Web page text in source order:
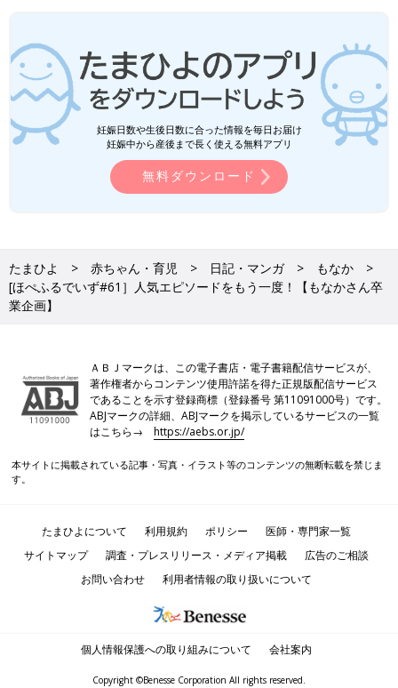
妊娠日数や生後日数に合った情報を毎日お届け
妊娠中から産後まで長く使える無料アプリ
無料ダウンロード
たまひよ 赤ちゃん・育児 日記・マンガ
もなか
[ほぺふるでいず#61］人気エピソードをもう一度！【もなかさん卒
業企画】
ＡＢＪマークは、この電子書店・電子書籍配信サービスが、
著作権者からコンテンツ使用許諾を得た正規版配信サービス
であることを示す登録商標（登録番号 第11091000号）です。
ABJマークの詳細、ABJマークを掲示しているサービスの一覧
はこちら→https://aebs.or.jp/
本サイトに掲載されている記事・写真・イラスト等のコンテンツの無断転載を禁じま
す。
たまひよについて 利用規約 ポリシー
医師・専門家一覧
サイトマップ
調査・プレスリリース・メディア掲載
広告のご相談
お問い合わせ
利用者情報の取り扱いについて
個人情報保護への取り組みについて 会社案内
Copyright ©Benesse Corporation All rights reserved.